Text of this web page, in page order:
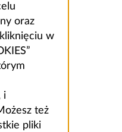
oraz
w
i
też
pliki